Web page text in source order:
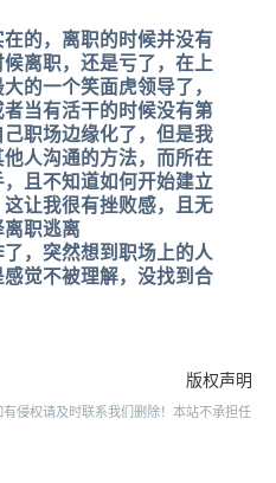
的，离职的时候并没有
离职，还是亏了，在上
的一个笑面虎领导了，
当有活干的时候没有第
职场边缘化了，但是我
人沟通的方法，而所在
且不知道如何开始建立
让我很有挫败感，且无
职逃离
，突然想到职场上的人
觉不被理解，没找到合
版权声明
侵权请及时联系我们删除！本站不承担任